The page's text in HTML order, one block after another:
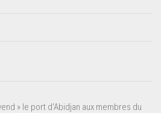
» le port d'Abidjan aux membres du